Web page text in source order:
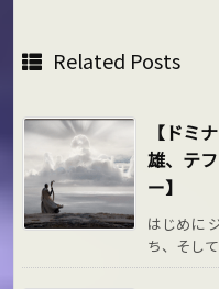
Related Posts
【ドミ
雄、テ
ー】
はじめに
ち、そし